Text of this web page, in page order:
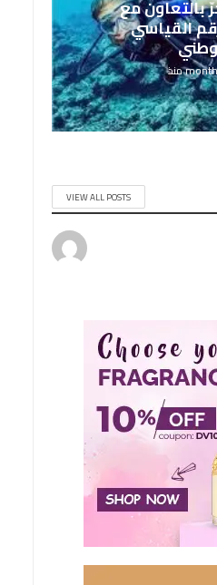
بالتعاون مع
القياسي
VIEW ALL POSTS